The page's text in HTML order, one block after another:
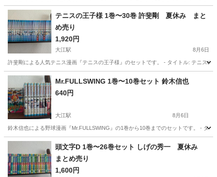
愛知 名古屋市 マンガ、コミック、アニメ
テニスの王子様 1巻〜30巻 許斐剛 夏休み まと
め売り
1,920円
大江駅 8月6日
許斐剛による人気テニス漫画『テニスの王子様』のセットです。 - タイトル: テニス
愛知 名古屋市 マンガ、コミック、アニメ
テニスの王子様
Mr.FULLSWING 1巻〜10巻セット 鈴木信也
640円
大江駅 8月6日
鈴木信也による野球漫画『Mr.FULLSWING』の1巻から10巻までのセットです。 - タ
愛知 名古屋市 大江駅 マンガ、コミック、アニメ
頭文字D 1巻〜26巻セット しげの秀一 夏休み
まとめ売り
1,600円